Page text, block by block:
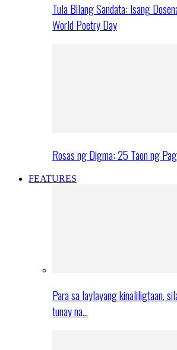
Tula Bilang Sandata: Isang
World Poetry Day
Rosas ng Digma: 25 Taon ng
FEATURES
Para sa laylayang kinaliligtaan,
tunay na…